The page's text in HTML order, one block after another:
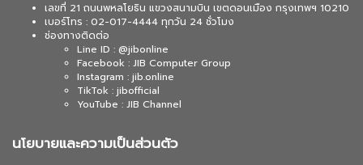
เลขที่ 21 ถนนพหลโยธิน แขวงสนามบิน เขตดอนเมือง กรุงเทพฯ 10210
เบอร์โทร : 02-017-4444 ทุกวัน 24 ชั่วโมง
ช่องทางติดต่อ
Line ID : @jibonline
Facebook : JIB Computer Group
Instagram : jib.online
TikTok : jibofficial
YouTube : JIB Channel
นโยบายและความเป็นส่วนตัว